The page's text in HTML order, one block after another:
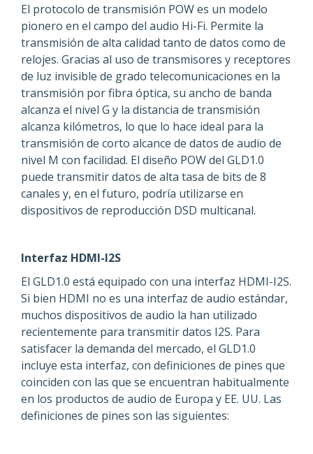
El protocolo de transmisión POW es un modelo
pionero en el campo del audio Hi-Fi. Permite la
transmisión de alta calidad tanto de datos como de
relojes. Gracias al uso de transmisores y receptores
de luz invisible de grado telecomunicaciones en la
transmisión por fibra óptica, su ancho de banda
alcanza el nivel G y la distancia de transmisión
alcanza kilómetros, lo que lo hace ideal para la
transmisión de corto alcance de datos de audio de
nivel M con facilidad. El diseño POW del GLD1.0
puede transmitir datos de alta tasa de bits de 8
canales y, en el futuro, podría utilizarse en
dispositivos de reproducción DSD multicanal.
Interfaz HDMI-I2S
El GLD1.0 está equipado con una interfaz HDMI-I2S.
Si bien HDMI no es una interfaz de audio estándar,
muchos dispositivos de audio la han utilizado
recientemente para transmitir datos I2S. Para
satisfacer la demanda del mercado, el GLD1.0
incluye esta interfaz, con definiciones de pines que
coinciden con las que se encuentran habitualmente
en los productos de audio de Europa y EE. UU. Las
definiciones de pines son las siguientes: